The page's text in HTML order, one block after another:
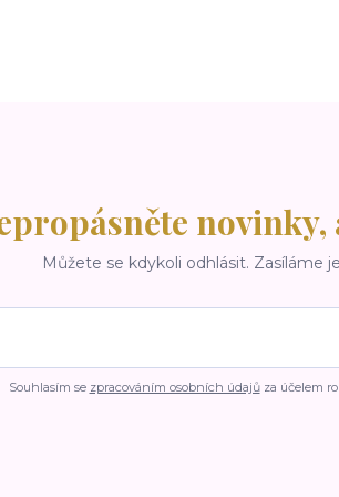
novinky,
Můžete se kdykoli odhlásit. Zasíláme
Souhlasím se zpracováním osobních údajůza účelem